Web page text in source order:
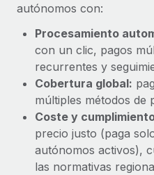
autónomos con:
Procesamiento
con un clic, pagos
recurrentes y
Cobertura global:
múltiples métodos de
Coste y
precio justo (paga
autónomos activos),
las normativas